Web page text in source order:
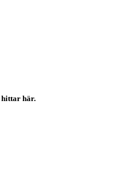
hittar här.